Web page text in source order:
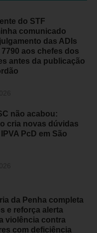
do STF
comunicado
das ADIs
7790 aos chefes dos
antes da publicação
não acabou:
cria novas dúvidas
PcD em São
da Penha completa
e reforça alerta
violência contra
com deficiência